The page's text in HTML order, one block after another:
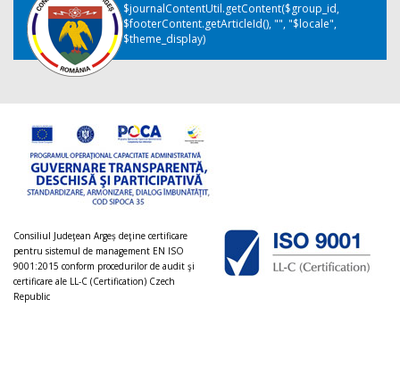
$journalContentUtil.getContent($group_id,
$footerContent.getArticleId(), "", "$locale",
$theme_display)
Consiliul Judeţean Argeș deţine certificare
pentru sistemul de management EN ISO
9001:2015 conform procedurilor de audit şi
certificare ale LL-C (Certification) Czech
Republic